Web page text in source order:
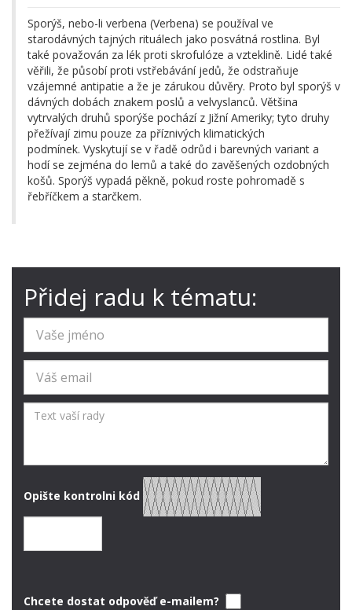
Sporýš, nebo-li verbena (Verbena) se používal ve
starodávných tajných rituálech jako posvátná rostlina. Byl
také považován za lék proti skrofulóze a vzteklině. Lidé také
věřili, že působí proti vstřebávání jedů, že odstraňuje
vzájemné antipatie a že je zárukou důvěry. Proto byl sporýš v
dávných dobách znakem poslů a velvyslanců. Většina
vytrvalých druhů sporýše pochází z Jižní Ameriky; tyto druhy
přežívají zimu pouze za příznivých klimatických
podmínek. Vyskytují se v řadě odrůd i barevných variant a
hodí se zejména do lemů a také do zavěšených ozdobných
košů. Sporýš vypadá pěkně, pokud roste pohromadě s
řebříčkem a starčkem.
Přidej radu k tématu:
Opište kontrolni kód
Chcete dostat odpověď e-mailem?